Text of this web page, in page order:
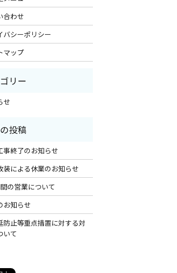
合わせ
バシーポリシー
マップ
せ
事終了のお知らせ
装による休業のお知らせ
の営業について
お知らせ
防止等重点措置に対する対
いて